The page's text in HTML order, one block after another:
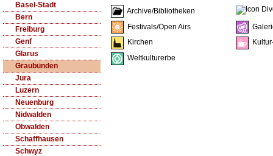
Basel-Stadt
Bern
Freiburg
Genf
Glarus
Graubünden
Jura
Luzern
Neuenburg
Nidwalden
Obwalden
Schaffhausen
Schwyz
Archive/Bibliotheken
Festivals/Open Airs
Kirchen
Weltkulturerbe